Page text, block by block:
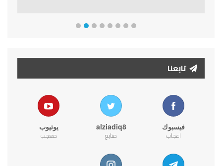
تابعنا
فيسبوك
اعجاب
alziadiq8
متابع
يوتيوب
معجب